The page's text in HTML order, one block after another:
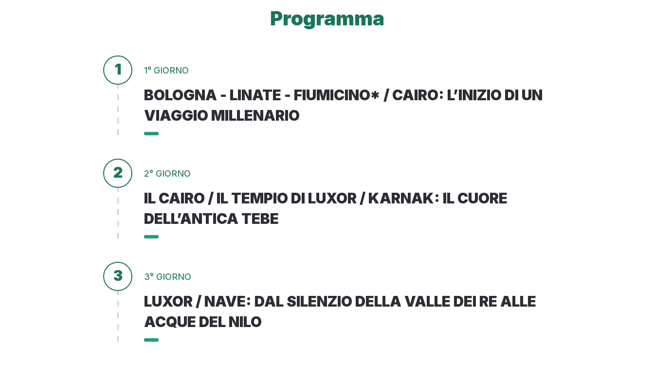
Programma
1 1° GIORNO
BOLOGNA - LINATE - FIUMICINO* / CAIRO: L’INIZIO DI UN
VIAGGIO MILLENARIO
2 2° GIORNO
IL CAIRO / IL TEMPIO DI LUXOR / KARNAK: IL CUORE
DELL’ANTICA TEBE
3 3° GIORNO
LUXOR / NAVE: DAL SILENZIO DELLA VALLE DEI RE ALLE
ACQUE DEL NILO